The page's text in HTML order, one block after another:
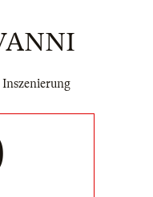
Inszenierung